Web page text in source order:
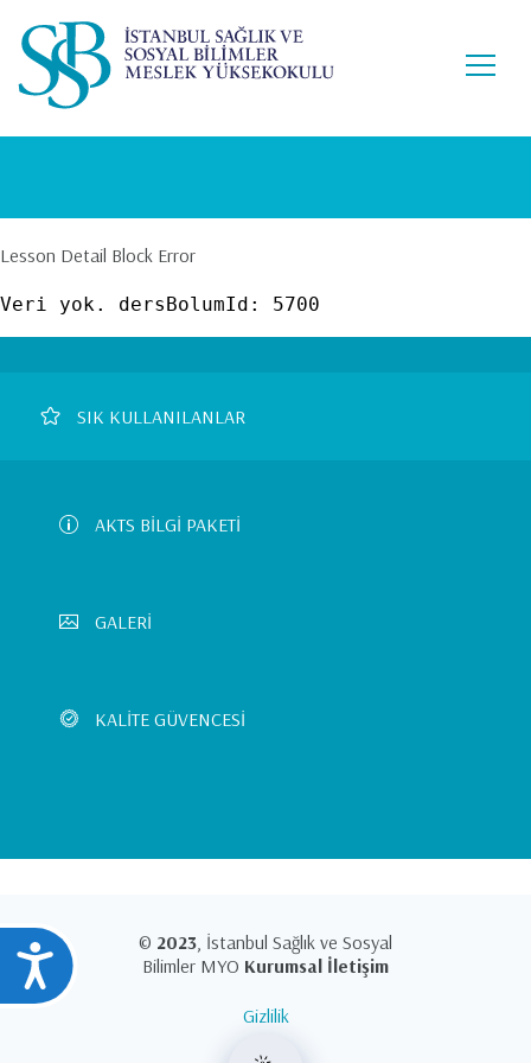
dikkat:
web
bir
içerir.
Ulaşılabilirlik
içeriğe
atla
Lesson Detail Block Error
Veri yok. dersBolumId: 5700
Footer
Menu
SIK KULLANILANLAR
AKTS BİLGİ PAKETİ
GALERİ
KALİTE GÜVENCESİ
© 2023, İstanbul Sağlık ve Sosyal
Bilimler MYO Kurumsal İletişim
Gizlilik